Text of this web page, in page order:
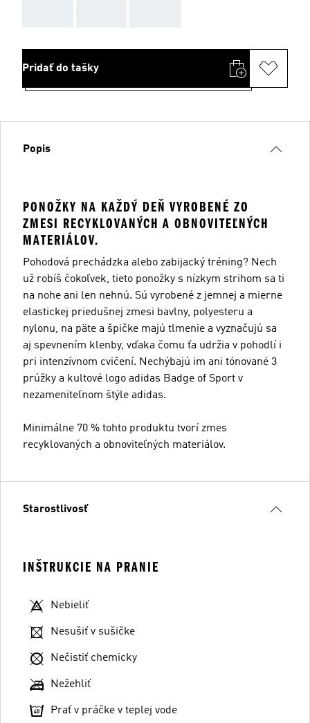
Pridať do tašky
Popis
PONOŽKY NA KAŽDÝ DEŇ VYROBENÉ ZO
ZMESI RECYKLOVANÝCH A OBNOVITEĽNÝCH
MATERIÁLOV.
Pohodová prechádzka alebo zabijacký tréning? Nech
už robíš čokoľvek, tieto ponožky s nízkym strihom sa ti
na nohe ani len nehnú. Sú vyrobené z jemnej a mierne
elastickej priedušnej zmesi bavlny, polyesteru a
nylonu, na päte a špičke majú tlmenie a vyznačujú sa
aj spevnením klenby, vďaka čomu ťa udržia v pohodlí i
pri intenzívnom cvičení. Nechýbajú im ani tónované 3
prúžky a kultové logo adidas Badge of Sport v
nezameniteľnom štýle adidas.
Minimálne 70 % tohto produktu tvorí zmes
recyklovaných a obnoviteľných materiálov.
Starostlivosť
INŠTRUKCIE NA PRANIE
Nebieliť
Nesušiť v sušičke
Nečistiť chemicky
Nežehliť
Prať v práčke v teplej vode